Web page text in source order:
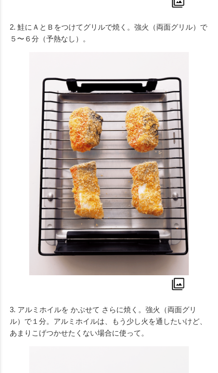
2. 鮭にＡとＢをつけてグリルで焼く。強火（両面グリル）で
５〜６分（予熱なし）。
3. アルミホイルを かぶせて さらに焼く。強火（両面グリ
ル）で１分。アルミホイルは、もう少し火を通したいけど、
あまりこげつかせたくない場合に使って。